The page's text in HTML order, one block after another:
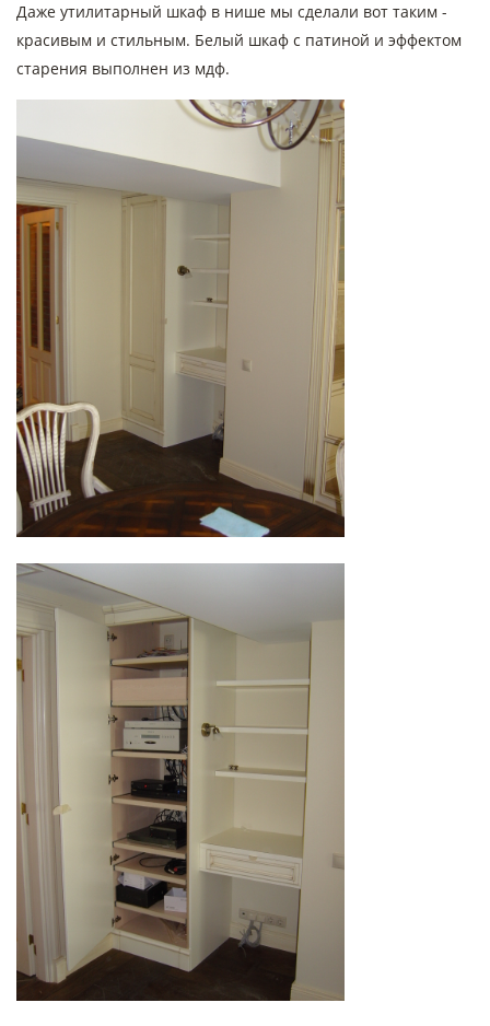
Даже утилитарный шкаф в нише мы сделали вот таким -
красивым и стильным. Белый шкаф с патиной и эффектом
старения выполнен из мдф.